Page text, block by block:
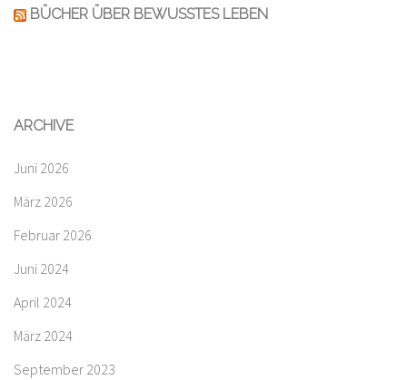
BÜCHER ÜBER BEWUSSTES LEBEN
ARCHIVE
Juni 2026
März 2026
Februar 2026
Juni 2024
April 2024
März 2024
September 2023